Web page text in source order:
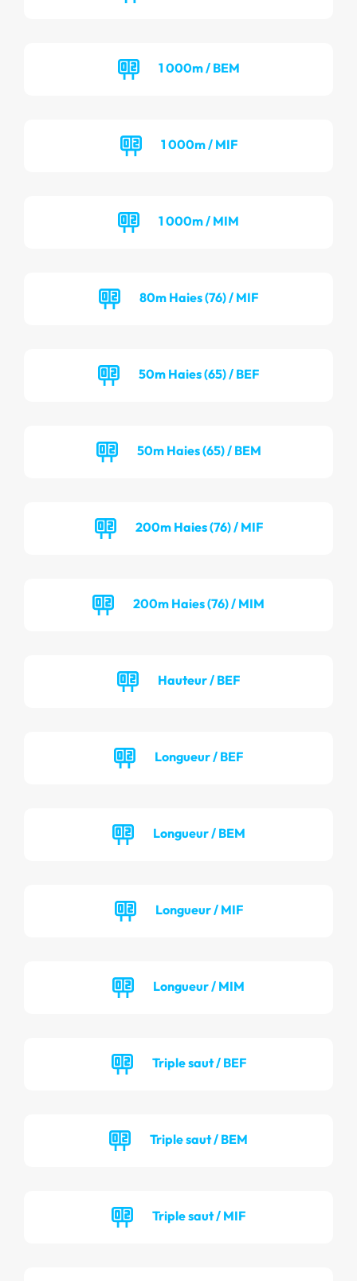
1 000m / BEM
1 000m / MIF
1 000m / MIM
80m Haies (76) / MIF
50m Haies (65) / BEF
50m Haies (65) / BEM
200m Haies (76) / MIF
200m Haies (76) / MIM
Hauteur / BEF
Longueur / BEF
Longueur / BEM
Longueur / MIF
Longueur / MIM
Triple saut / BEF
Triple saut / BEM
Triple saut / MIF